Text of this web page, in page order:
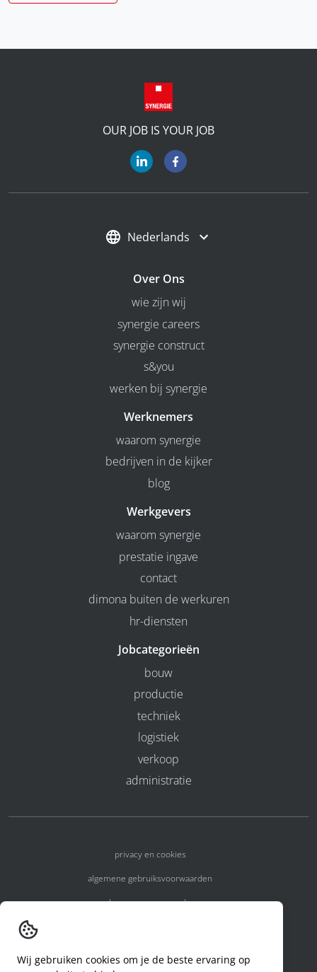
OUR JOB IS YOUR JOB
Nederlands
Over Ons
wie zijn wij
synergie careers
synergie construct
s&you
werken bij synergie
Werknemers
waarom synergie
bedrijven in de kijker
blog
Werkgevers
waarom synergie
prestatie ingave
contact
dimona buiten de werkuren
hr-diensten
Jobcategorieën
bouw
productie
techniek
logistiek
verkoop
administratie
privacy en cookies
algemene gebruiksvoorwaarden
algemene voorwaarden
Wij gebruiken cookies om je de beste ervaring op